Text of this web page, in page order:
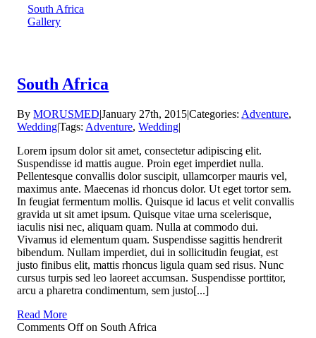
South Africa
Gallery
South Africa
ByMORUSMED|January 27th, 2015|Categories: Adventure,
Wedding|Tags: Adventure,Wedding|
Lorem ipsum dolor sit amet, consectetur adipiscing elit.
Suspendisse id mattis augue. Proin eget imperdiet nulla.
Pellentesque convallis dolor suscipit, ullamcorper mauris vel,
maximus ante. Maecenas id rhoncus dolor. Ut eget tortor sem.
In feugiat fermentum mollis. Quisque id lacus et velit convallis
gravida ut sit amet ipsum. Quisque vitae urna scelerisque,
iaculis nisi nec, aliquam quam. Nulla at commodo dui.
Vivamus id elementum quam. Suspendisse sagittis hendrerit
bibendum. Nullam imperdiet, dui in sollicitudin feugiat, est
justo finibus elit, mattis rhoncus ligula quam sed risus. Nunc
cursus turpis sed leo laoreet accumsan. Suspendisse porttitor,
arcu a pharetra condimentum, sem justo[...]
Read More
Comments Offon South Africa